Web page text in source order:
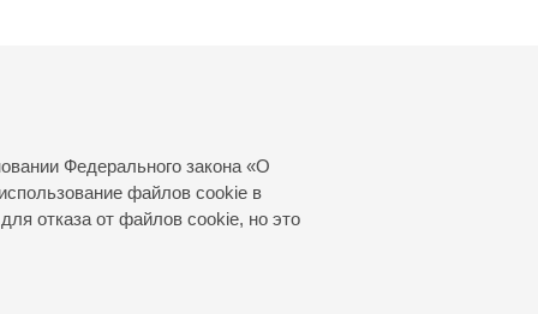
Федерального закона «О
файлов cookie в
отказа от файлов cookie, но это